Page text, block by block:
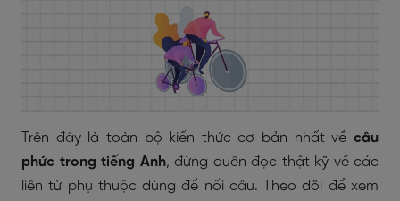
Trên đây là toàn bộ kiến thức cơ bản nhất về câu
phức trong tiếng Anh, đừng quên đọc thật kỹ về các
liên từ phụ thuộc dùng để nối câu. Theo dõi để xem